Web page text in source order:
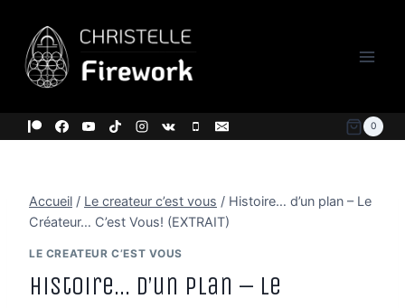
contenu
0
Accueil / Le createur c’est vous / Histoire… d’un plan – Le
Créateur… C’est Vous! (EXTRAIT)
LE CREATEUR C’EST VOUS
Histoire… d’un plan – Le